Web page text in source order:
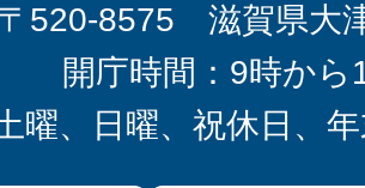
520-8575 滋賀県大
開庁時間：9時から
土曜、日曜、祝休日、